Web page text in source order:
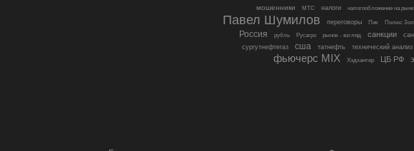
мошенники МТС налоги налогообложение на
Павел Шумилов переговоры Пик Полюс
Россия рубль Русагро рынок - взгляд санкции
сургутнефтегаз
сша татнефть технический анализ
фьючерс MIX Хэдхантер ЦБ РФ